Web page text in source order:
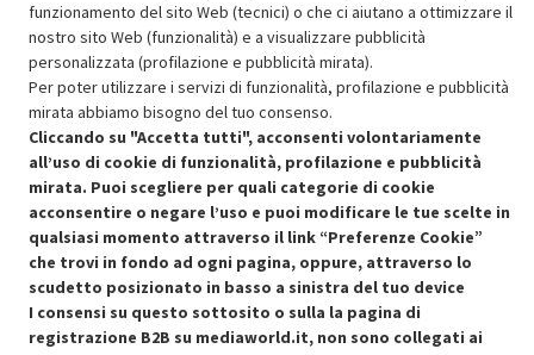
SCONTO RICONDIZIONATI
Approfitta dello sconto del 30% sul prodotto ricondizionato.
Condizioni generali di vendita
Cookie Policy
Preferenze cookie
Recedere dal contratto qui
funzionamento del sito Web (tecnici) o che ci aiutano a ottimizzare il
nostro sito Web (funzionalità) e a visualizzare pubblicità
personalizzata (profilazione e pubblicità mirata).
Per poter utilizzare i servizi di funzionalità, profilazione e pubblicità
mirata abbiamo bisogno del tuo consenso.
Cliccando su "Accetta tutti", acconsenti volontariamente
all’uso di cookie di funzionalità, profilazione e pubblicità
mirata. Puoi scegliere per quali categorie di cookie
acconsentire o negare l’uso e puoi modificare le tue scelte in
qualsiasi momento attraverso il link “Preferenze Cookie”
che trovi in fondo ad ogni pagina, oppure, attraverso lo
scudetto posizionato in basso a sinistra del tuo device
I consensi su questo sottosito o sulla la pagina di
registrazione B2B su mediaworld.it, non sono collegati ai